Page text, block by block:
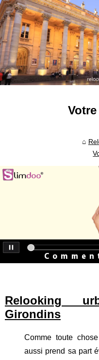
Relooking
Girondins
Comme toute
aussi prend sa part